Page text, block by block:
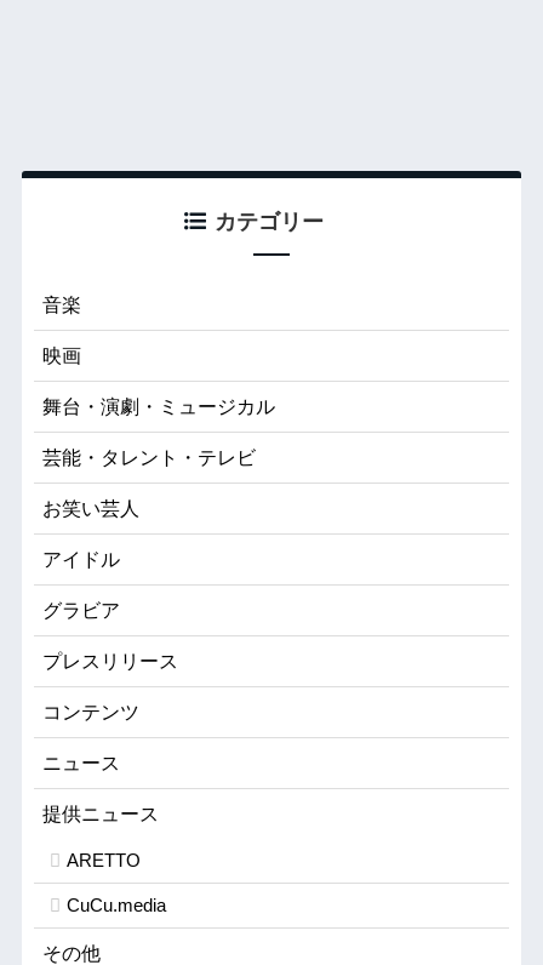
カテゴリー
音楽
映画
舞台・演劇・ミュージカル
芸能・タレント・テレビ
お笑い芸人
アイドル
グラビア
プレスリリース
コンテンツ
ニュース
提供ニュース
ARETTO
CuCu.media
その他